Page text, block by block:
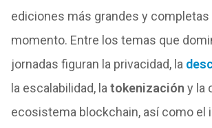
ediciones más grandes y completas
momento. Entre los temas que
jornadas figuran la privacidad, la
la escalabilidad, la tokenización y la
ecosistema blockchain, así como el